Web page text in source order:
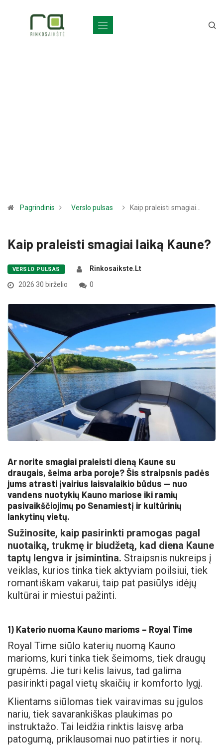
Pagrindinis Verslo pulsas Kaip praleisti smagiai…
Kaip praleisti smagiai laiką Kaune?
VERSLO PULSAS
Rinkosaikste.lt
2026 30 birželio
0
Ar norite smagiai praleisti dieną Kaune su
draugais, šeima arba poroje? Šis straipsnis padės
jums atrasti įvairius laisvalaikio būdus — nuo
vandens nuotykių Kauno mariose iki ramių
pasivaikščiojimų po Senamiestį ir kultūrinių
lankytinų vietų.
Sužinosite, kaip pasirinkti pramogas pagal
nuotaiką, trukmę ir biudžetą, kad diena Kaune
taptų lengva ir įsimintina. Straipsnis nukreips į
veiklas, kurios tinka tiek aktyviam poilsiui, tiek
romantiškam vakarui, taip pat pasiūlys idėjų
kultūrai ir miestui pažinti.
1) Katerio nuoma Kauno marioms – Royal Time
Royal Time siūlo katerių nuomą Kauno
marioms, kuri tinka tiek šeimoms, tiek draugų
grupėms. Jie turi kelis laivus, tad galima
pasirinkti pagal vietų skaičių ir komforto lygį.
Klientams siūlomas tiek vairavimas su įgulos
nariu, tiek savarankiškas plaukimas po
instruktažo. Tai leidžia rinktis laisvę arba
patogumą, priklausomai nuo patirties ir norų.